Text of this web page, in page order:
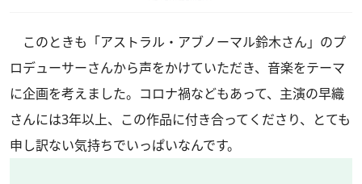
このときも「アストラル・アブノーマル鈴木さん」のプ
ロデューサーさんから声をかけていただき、音楽をテーマ
に企画を考えました。コロナ禍などもあって、主演の早織
さんには3年以上、この作品に付き合ってくださり、とても
申し訳ない気持ちでいっぱいなんです。